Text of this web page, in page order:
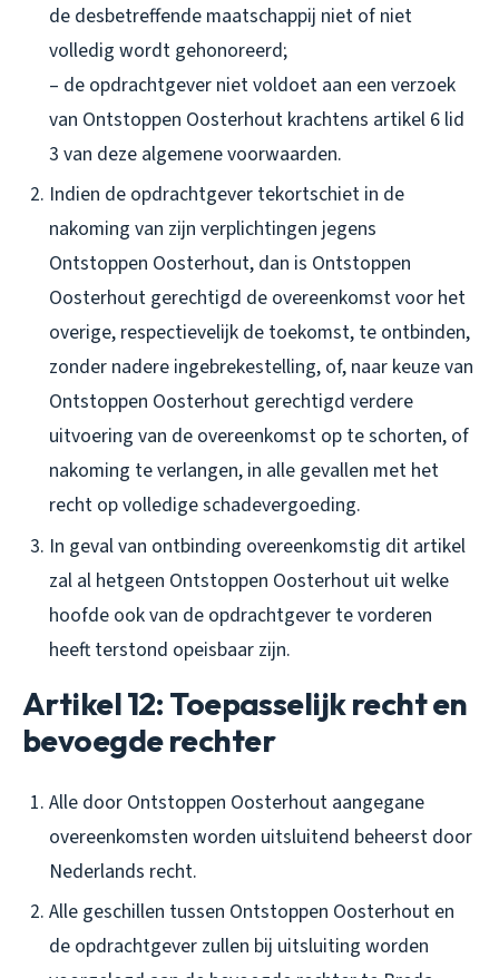
de desbetreffende maatschappij niet of niet
volledig wordt gehonoreerd;
– de opdrachtgever niet voldoet aan een verzoek
van Ontstoppen Oosterhout krachtens artikel 6 lid
3 van deze algemene voorwaarden.
Indien de opdrachtgever tekortschiet in de
nakoming van zijn verplichtingen jegens
Ontstoppen Oosterhout, dan is Ontstoppen
Oosterhout gerechtigd de overeenkomst voor het
overige, respectievelijk de toekomst, te ontbinden,
zonder nadere ingebrekestelling, of, naar keuze van
Ontstoppen Oosterhout gerechtigd verdere
uitvoering van de overeenkomst op te schorten, of
nakoming te verlangen, in alle gevallen met het
recht op volledige schadevergoeding.
In geval van ontbinding overeenkomstig dit artikel
zal al hetgeen Ontstoppen Oosterhout uit welke
hoofde ook van de opdrachtgever te vorderen
heeft terstond opeisbaar zijn.
Artikel 12: Toepasselijk recht en
bevoegde rechter
Alle door Ontstoppen Oosterhout aangegane
overeenkomsten worden uitsluitend beheerst door
Nederlands recht.
Alle geschillen tussen Ontstoppen Oosterhout en
de opdrachtgever zullen bij uitsluiting worden